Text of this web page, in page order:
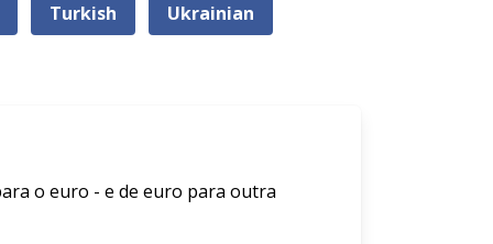
Turkish Ukrainian
o euro - e de euro para outra